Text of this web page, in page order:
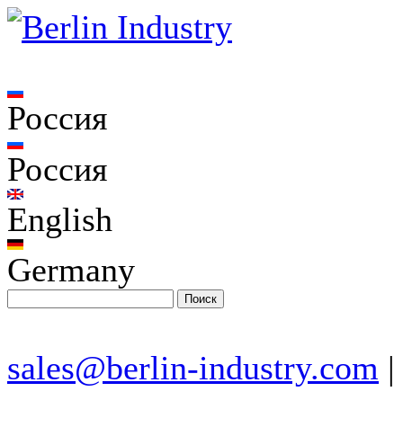
Россия
Россия
English
Germany
sales@berlin-industry.com |